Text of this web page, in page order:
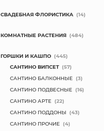
СВАДЕБНАЯ ФЛОРИСТИКА (14)
КОМНАТНЫЕ РАСТЕНИЯ (484)
ГОРШКИ И КАШПО (445)
САНТИНО ВИПСЕТ (57)
САНТИНО БАЛКОННЫЕ (3)
САНТИНО ПОДВЕСНЫЕ (16)
САНТИНО АРТЕ (22)
САНТИНО ПОДДОНЫ (43)
САНТИНО ПРОЧИЕ (4)